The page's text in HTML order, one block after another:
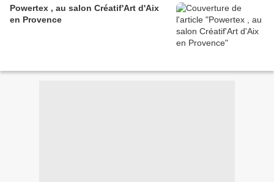
Powertex , au salon Créatif'Art d'Aix
en Provence